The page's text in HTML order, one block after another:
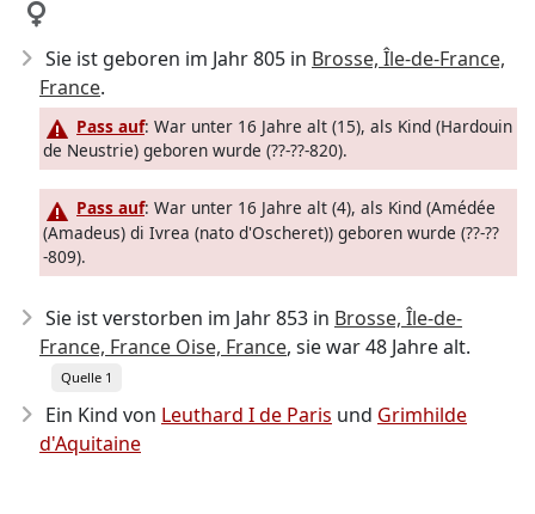
Sie ist geboren im Jahr 805 in Brosse, Île-de-France,
France.
Pass auf: War unter 16 Jahre alt (15), als Kind (Hardouin
de Neustrie) geboren wurde (??-??-820).
Pass auf: War unter 16 Jahre alt (4), als Kind (Amédée
(Amadeus) di Ivrea (nato d'Oscheret)) geboren wurde (??-??
-809).
Sie ist verstorben im Jahr 853 in Brosse, Île-de-
France, France Oise, France, sie war 48 Jahre alt.
Quelle 1
Ein Kind von Leuthard I de Paris und Grimhilde
d'Aquitaine